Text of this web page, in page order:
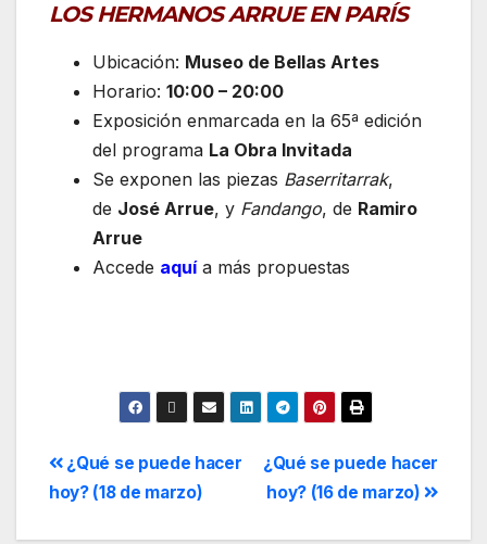
LOS HERMANOS ARRUE EN PARÍS
Ubicación: Museo de Bellas Artes
Horario: 10:00 – 20:00
Exposición enmarcada en la 65ª edición
del programa La Obra Invitada
Se exponen las piezas Baserritarrak,
de José Arrue, y Fandango, de Ramiro
Arrue
Accede aquí a más propuestas
¿Qué se puede hacer
hoy? (16 de marzo)
¿Qué se puede hacer
hoy? (18 de marzo)